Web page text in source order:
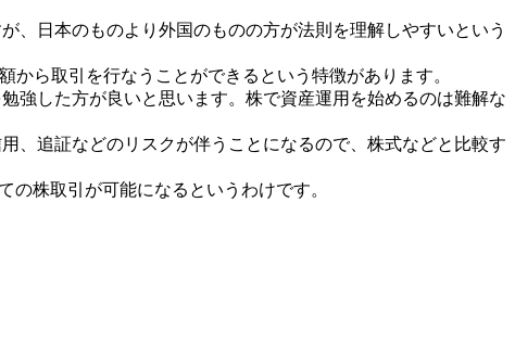
、日本のものより外国のものの方が法則を理解しやすいという
ら取引を行なうことができるという特徴があります。
強した方が良いと思います。株で資産運用を始めるのは難解な
、追証などのリスクが伴うことになるので、株式などと比較す
株取引が可能になるというわけです。